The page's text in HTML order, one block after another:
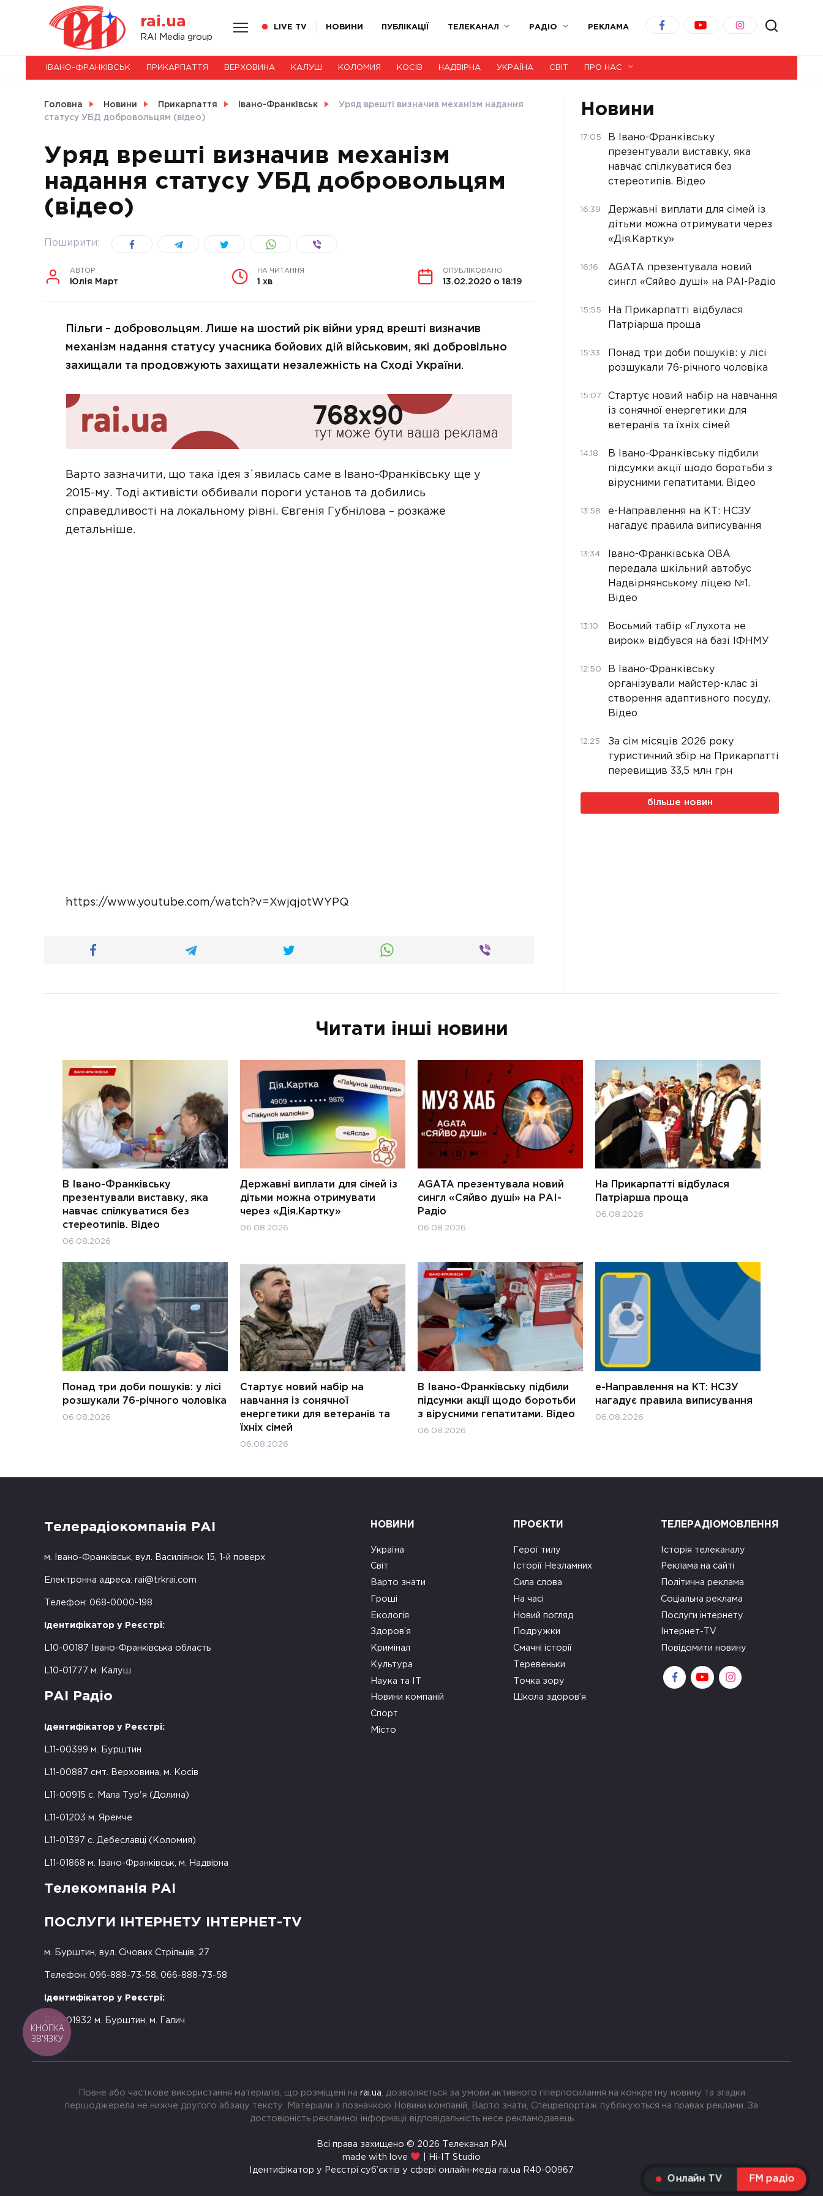
Онлайн TV FM радіо
rai.ua
RAI Media group
LIVE TV НОВИНИ ПУБЛІКАЦІЇ ТЕЛЕКАНАЛ РАДІО РЕКЛАМА
НОВИНИ
СВІТ
УКРАЇНА
ІВАНО-ФРАНКІВСЬК ПРИКАРПАТТЯ ВЕРХОВИНА КАЛУШ КОЛОМИЯ КОСІВ НАДВІРНА УКРАЇНА СВІТ ПРО НАС
Головна Новини Прикарпаття Івано-Франківськ
Уряд врешті визначив механізм надання
статусу УБД добровольцям (відео)
Уряд врешті визначив механізм
надання статусу УБД добровольцям
(відео)
Поширити:
АВТОР
Юлія Март
НА ЧИТАННЯ
1 хв
ОПУБЛІКОВАНО
13.02.2020 о 18:19
Пільги – добровольцям. Лише на шостий рік війни уряд врешті визначив
механізм надання статусу учасника бойових дій військовим, які добровільно
захищали та продовжують захищати незалежність на Сході України.
Варто зазначити, що така ідея з`явилась саме в Івано-Франківську ще у
2015-му. Тоді активісти оббивали пороги установ та добились
справедливості на локальному рівні. Євгенія Губнілова – розкаже
детальніше.
https://www.youtube.com/watch?v=XwjqjotWYPQ
Новини
17:05
В Івано-Франківську
презентували виставку, яка
навчає спілкуватися без
стереотипів. Відео
16:39
Державні виплати для сімей із
дітьми можна отримувати через
«Дія.Картку»
16:16
AGATA презентувала новий
сингл «Сяйво душі» на РАІ-Радіо
15:55
На Прикарпатті відбулася
Патріарша проща
15:33
Понад три доби пошуків: у лісі
розшукали 76-річного чоловіка
15:07
Стартує новий набір на навчання
із сонячної енергетики для
ветеранів та їхніх сімей
14:18
В Івано-Франківську підбили
підсумки акції щодо боротьби з
вірусними гепатитами. Відео
13:58
е-Направлення на КТ: НСЗУ
нагадує правила виписування
13:34
Івано-Франківська ОВА
передала шкільний автобус
Надвірнянському ліцею №1.
Відео
13:10
Восьмий табір «Глухота не
вирок» відбувся на базі ІФНМУ
12:50
В Івано-Франківську
організували майстер-клас зі
створення адаптивного посуду.
Відео
12:25
За сім місяців 2026 року
туристичний збір на Прикарпатті
перевищив 33,5 млн грн
більше новин
Читати інші новини
В Івано-Франківську
презентували виставку, яка
навчає спілкуватися без
стереотипів. Відео
06.08.2026
Державні виплати для сімей із
дітьми можна отримувати
через «Дія.Картку»
06.08.2026
AGATA презентувала новий
сингл «Сяйво душі» на РАІ-
Радіо
06.08.2026
На Прикарпатті відбулася
Патріарша проща
06.08.2026
Понад три доби пошуків: у лісі
розшукали 76-річного чоловіка
06.08.2026
Стартує новий набір на
навчання із сонячної
енергетики для ветеранів та
їхніх сімей
06.08.2026
В Івано-Франківську підбили
підсумки акції щодо боротьби
з вірусними гепатитами. Відео
06.08.2026
е-Направлення на КТ: НСЗУ
нагадує правила виписування
06.08.2026
Телерадіокомпанія РАІ
м. Івано-Франківськ, вул. Василіянок 15, 1-й поверх
Електронна адреса: rai@trkrai.com
Телефон: 068-0000-198
Ідентифікатор у Реєстрі:
L10-00187 Івано-Франківська область
L10-01777 м. Калуш
РАІ Радіо
Ідентифікатор у Реєстрі:
L11-00399 м. Бурштин
L11-00887 смт. Верховина, м. Косів
L11-00915 с. Мала Тур'я (Долина)
L11-01203 м. Яремче
L11-01397 с. Дебеславці (Коломия)
L11-01868 м. Івано-Франківськ, м. Надвірна
Телекомпанія РАІ
ПОСЛУГИ ІНТЕРНЕТУ ІНТЕРНЕТ-TV
м. Бурштин, вул. Січових Стрільців, 27
Телефон: 096-888-73-58, 066-888-73-58
Ідентифікатор у Реєстрі:
R50-01932 м. Бурштин, м. Галич
НОВИНИ
Україна
Світ
Варто знати
Гроші
Екологія
Здоров’я
Кримінал
Культура
Наука та ІТ
Новини компаній
Спорт
Місто
ПРОЄКТИ
Герої тилу
Історії Незламних
Сила слова
На часі
Новий погляд
Подружки
Смачні історії
Теревеньки
Точка зору
Школа здоров’я
ТЕЛЕРАДІОМОВЛЕННЯ
Історія телеканалу
Реклама на сайті
Політична реклама
Соціальна реклама
Послуги інтернету
Інтернет-TV
Повідомити новину
Повне або часткове використання матеріалів, що розміщені на rai.ua , дозволяється за умови активного гіперпосилання на конкретну новину та згадки
першоджерела не нижче другого абзацу тексту. Матеріали з позначкою Новини компаній, Варто знати, Спецрепортаж публікуються на правах реклами. За
достовірність рекламної інформації відповідальність несе рекламодавець
Всі права захищено © 2026 Телеканал РАІ
made with love
| Hi-IT Studio
Ідентифікатор у Реєстрі суб’єктів у сфері онлайн-медіа rai.ua R40-00967
КНОПКА
ЗВ'ЯЗКУ